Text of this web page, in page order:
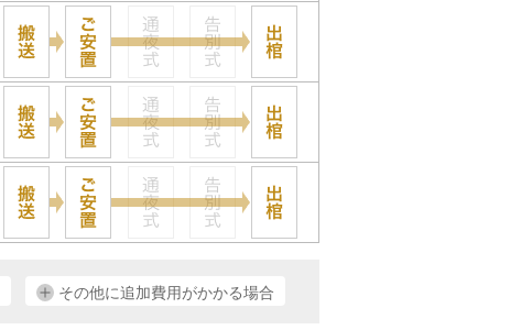
その他に追加費用がかかる場合